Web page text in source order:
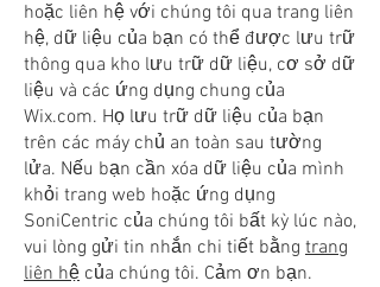
hoặc liên hệ với chúng tôi qua trang liên
hệ, dữ liệu của bạn có thể được lưu trữ
thông qua kho lưu trữ dữ liệu, cơ sở dữ
liệu và các ứng dụng chung của
Wix.com. Họ lưu trữ dữ liệu của bạn
trên các máy chủ an toàn sau tường
lửa. Nếu bạn cần xóa dữ liệu của mình
khỏi trang web hoặc ứng dụng
SoniCentric của chúng tôi bất kỳ lúc nào,
vui lòng gửi tin nhắn chi tiết bằng trang
liên hệ của chúng tôi. Cảm ơn bạn.